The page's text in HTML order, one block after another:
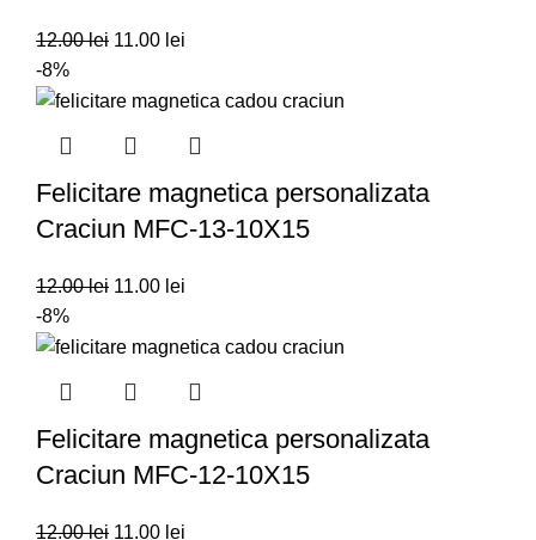
12.00lei 11.00 lei
-8%
Felicitare magnetica personalizata
Craciun MFC-13-10X15
12.00lei 11.00 lei
-8%
Felicitare magnetica personalizata
Craciun MFC-12-10X15
12.00lei 11.00 lei